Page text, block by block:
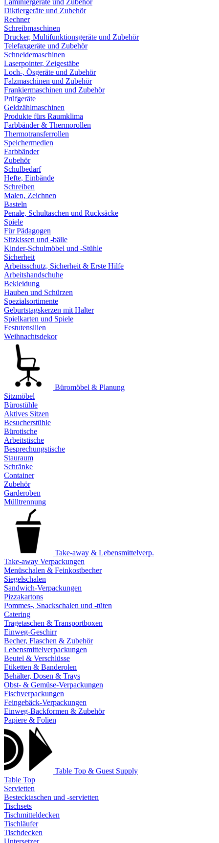
Laminiergeräte und Zubehör
Diktiergeräte und Zubehör
Rechner
Schreibmaschinen
Drucker, Multifunktionsgeräte und Zubehör
Telefaxgeräte und Zubehör
Schneidemaschinen
Laserpointer, Zeigestäbe
Loch-, Ösgeräte und Zubehör
Falzmaschinen und Zubehör
Frankiermaschinen und Zubehör
Prüfgeräte
Geldzählmaschinen
Produkte fürs Raumklima
Farbbänder & Thermorollen
Thermotransferrollen
Speichermedien
Farbbänder
Zubehör
Schulbedarf
Hefte, Einbände
Schreiben
Malen, Zeichnen
Basteln
Penale, Schultaschen und Rucksäcke
Spiele
Für Pädagogen
Sitzkissen und -bälle
Kinder-Schulmöbel und -Stühle
Sicherheit
Arbeitsschutz, Sicherheit & Erste Hilfe
Arbeitshandschuhe
Bekleidung
Hauben und Schürzen
Spezialsortimente
Geburtstagskerzen mit Halter
Spielkarten und Spiele
Festutensilien
Weihnachtsdekor
Büromöbel & Planung
Sitzmöbel
Bürostühle
Aktives Sitzen
Besucherstühle
Bürotische
Arbeitstische
Besprechungstische
Stauraum
Schränke
Container
Zubehör
Garderoben
Mülltrennung
Take-away & Lebensmittelverp.
Take-away Verpackungen
Menüschalen & Feinkostbecher
Siegelschalen
Sandwich-Verpackungen
Pizzakartons
Pommes-, Snackschalen und -tüten
Catering
Tragetaschen & Transportboxen
Einweg-Geschirr
Becher, Flaschen & Zubehör
Lebensmittelverpackungen
Beutel & Verschlüsse
Etiketten & Banderolen
Behälter, Dosen & Trays
Obst- & Gemüse-Verpackungen
Fischverpackungen
Feingebäck-Verpackungen
Einweg-Backformen & Zubehör
Papiere & Folien
Table Top & Guest Supply
Table Top
Servietten
Bestecktaschen und -servietten
Tischsets
Tischmitteldecken
Tischläufer
Tischdecken